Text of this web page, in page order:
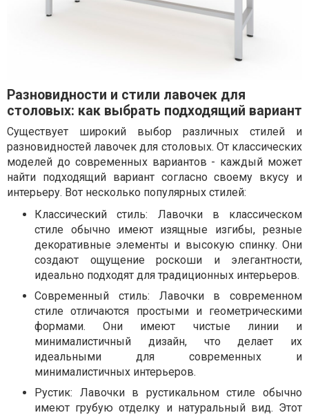
Разновидности и стили лавочек для
столовых: как выбрать подходящий вариант
Существует широкий выбор различных стилей и
разновидностей лавочек для столовых. От классических
моделей до современных вариантов - каждый может
найти подходящий вариант согласно своему вкусу и
интерьеру. Вот несколько популярных стилей:
Классический стиль: Лавочки в классическом
стиле обычно имеют изящные изгибы, резные
декоративные элементы и высокую спинку. Они
создают ощущение роскоши и элегантности,
идеально подходят для традиционных интерьеров.
Современный стиль: Лавочки в современном
стиле отличаются простыми и геометрическими
формами. Они имеют чистые линии и
минималистичный дизайн, что делает их
идеальными для современных и
минималистичных интерьеров.
Рустик: Лавочки в рустикальном стиле обычно
имеют грубую отделку и натуральный вид. Этот